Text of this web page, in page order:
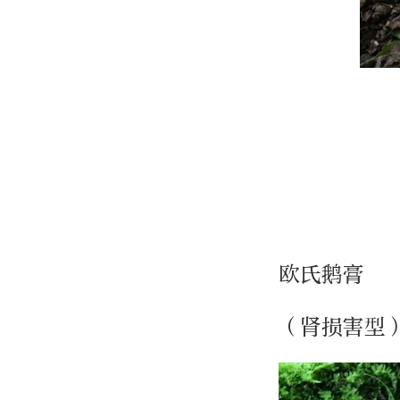
欧氏鹅膏
（肾损害型